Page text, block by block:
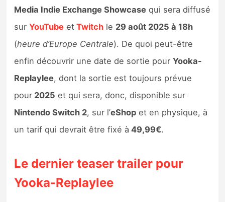
Media Indie Exchange Showcase qui sera diffusé
surYouTube et Twitch le 29 août 2025 à 18h
(heure d’Europe Centrale). De quoi peut-être
enfin découvrir une date de sortie pourYooka-
Replaylee, dont la sortie est toujours prévue
pour 2025 et qui sera, donc, disponible sur
Nintendo Switch 2, sur l’eShop et en physique, à
un tarif qui devrait être fixé à 49,99€.
Le dernier teaser trailer pour
Yooka-Replaylee